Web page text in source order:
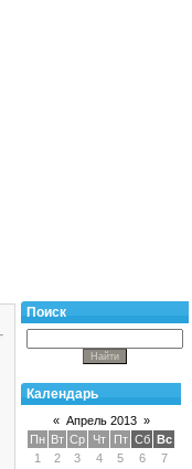
Поиск
Календарь
« Апрель 2013 »
Пн Вт Ср Чт Пт Сб Вс
1
2 3 4 5 6
7